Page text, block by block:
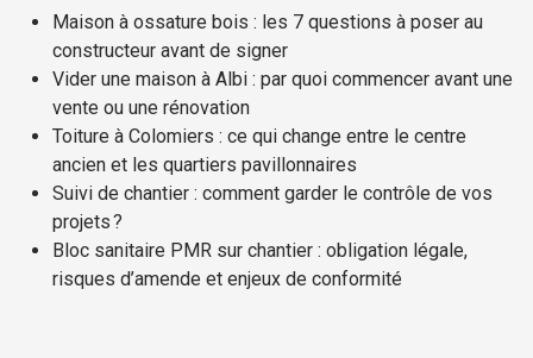
Maison à ossature bois : les 7 questions à poser au
constructeur avant de signer
Vider une maison à Albi : par quoi commencer avant une
vente ou une rénovation
Toiture à Colomiers : ce qui change entre le centre
ancien et les quartiers pavillonnaires
Suivi de chantier : comment garder le contrôle de vos
projets ?
Bloc sanitaire PMR sur chantier : obligation légale,
risques d’amende et enjeux de conformité